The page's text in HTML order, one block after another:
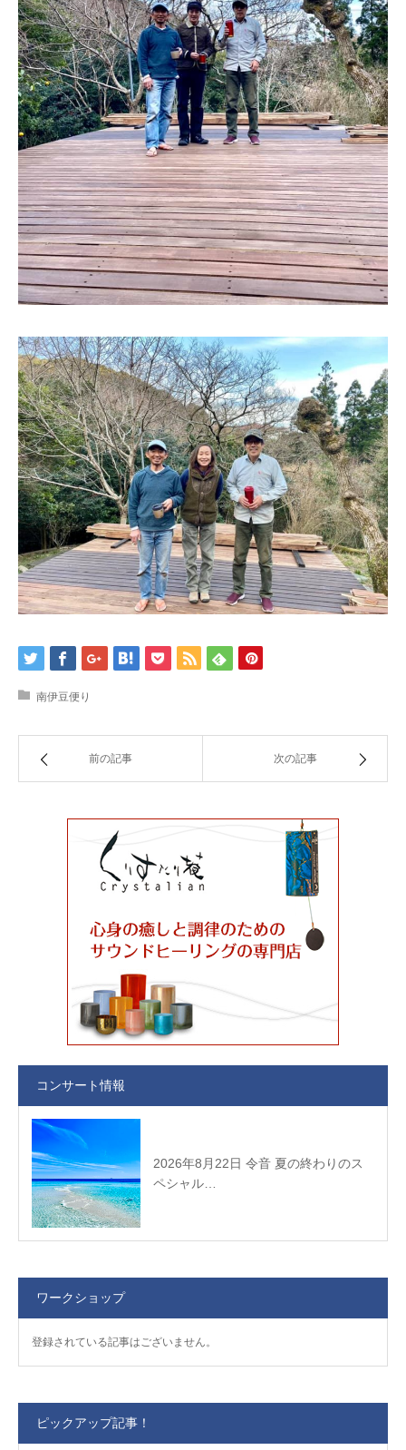
南伊豆便り
前の記事 次の記事
コンサート情報
2026年8月22日 令音 夏の終わりのス
ペシャル…
ワークショップ
登録されている記事はございません。
ピックアップ記事！